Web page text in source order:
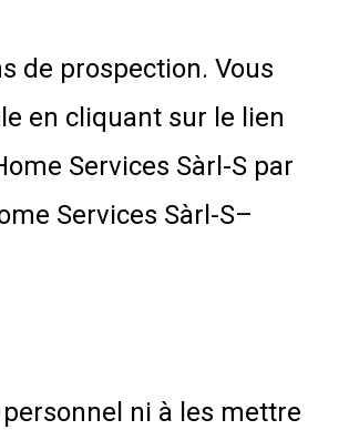
de prospection. Vous
en cliquant sur le lien
Services Sàrl-S par
Services Sàrl-S–
ni à les mettre